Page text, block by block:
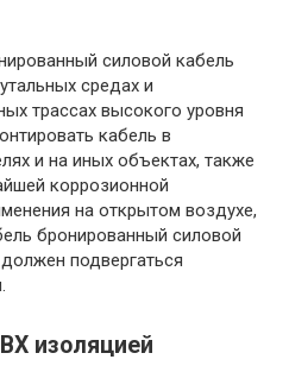
силовой кабель
средах и
трассах высокого уровня
кабель в
и на иных объектах, также
коррозионной
на открытом воздухе,
бронированный силовой
подвергаться
изоляцией